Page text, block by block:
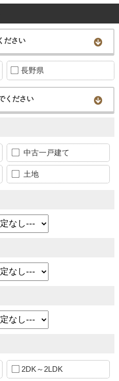
ださい
長野県
ください
中古一戸建て
土地
2DK～2LDK